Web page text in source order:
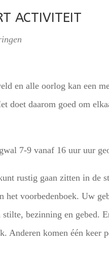
ACTIVITEIT
en alle oorlog kan een
doet daarom goed om
7-9 vanaf 16 uur uur
rustig gaan zitten in de
het voorbedenboek. Uw
bezinning en gebed.
Anderen komen één keer